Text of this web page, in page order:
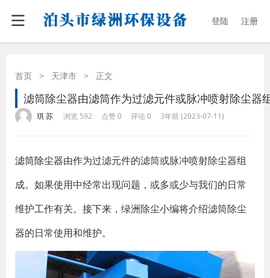
登陆 注册
首页 > 天津市 > 正文
滤筒除尘器由滤筒作为过滤元件或脉冲喷射除尘器
琪 苏 浏览 592 点赞 0 评论 0 3年前 (2023-07-11)
滤筒除尘器由作为过滤元件的滤筒或脉冲喷射除尘器组
成。如果使用中经常出现问题，或多或少与我们的日常
维护工作有关。接下来，绿洲除尘小编将介绍滤筒除尘
器的日常使用和维护。